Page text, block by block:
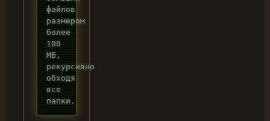
файлов
размером
более
100
МБ,
рекурсивно
обходя
все
папки.